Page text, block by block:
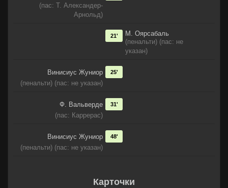
(пас: Т. Александер-
Арнольд)
М. Оярсабаль
(пенальти) (пас: не
указан)
21'
Винисиус Жуниор
(пенальти) (пас: не указан)
25'
Ф. Вальверде
(пас: Каррерас)
31'
Винисиус Жуниор
(пенальти) (пас: не указан)
48'
Карточки